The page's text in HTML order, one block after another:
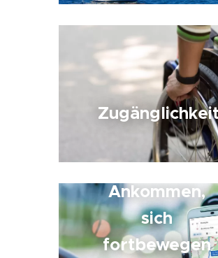
Ankommen,
sich
fortbewegen